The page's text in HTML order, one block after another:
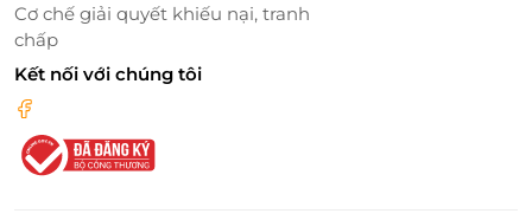
Không gian chung trên tàu
Ruby Cruise sở hữu nhà hàng, khu sundeck rộng rãi
Cơ chế giải quyết khiếu nại, tranh
chấp
Kết nối với chúng tôi